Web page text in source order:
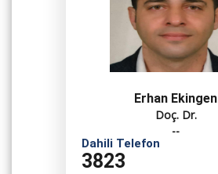
Erhan Ekingen
Doç. Dr.
--
Dahili Telefon
3823